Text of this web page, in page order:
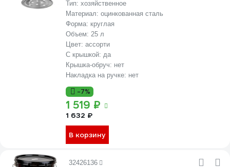
Тип: хозяйственное
Материал: оцинкованная сталь
Форма: круглая
Объем: 25 л
Цвет: ассорти
С крышкой: да
Крышка-обруч: нет
Накладка на ручке: нет
-7%
1 519 ₽
1 632 ₽
В корзину
32426136